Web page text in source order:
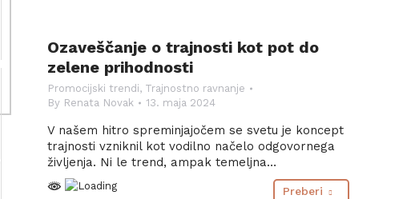
Ozaveščanje o trajnosti kot pot do
zelene prihodnosti
Promocijski trendi, Trajnostno ravnanje
By Renata Novak 13. maja 2024
V našem hitro spreminjajočem se svetu je koncept
trajnosti vzniknil kot vodilno načelo odgovornega
življenja. Ni le trend, ampak temeljna…
Preberi